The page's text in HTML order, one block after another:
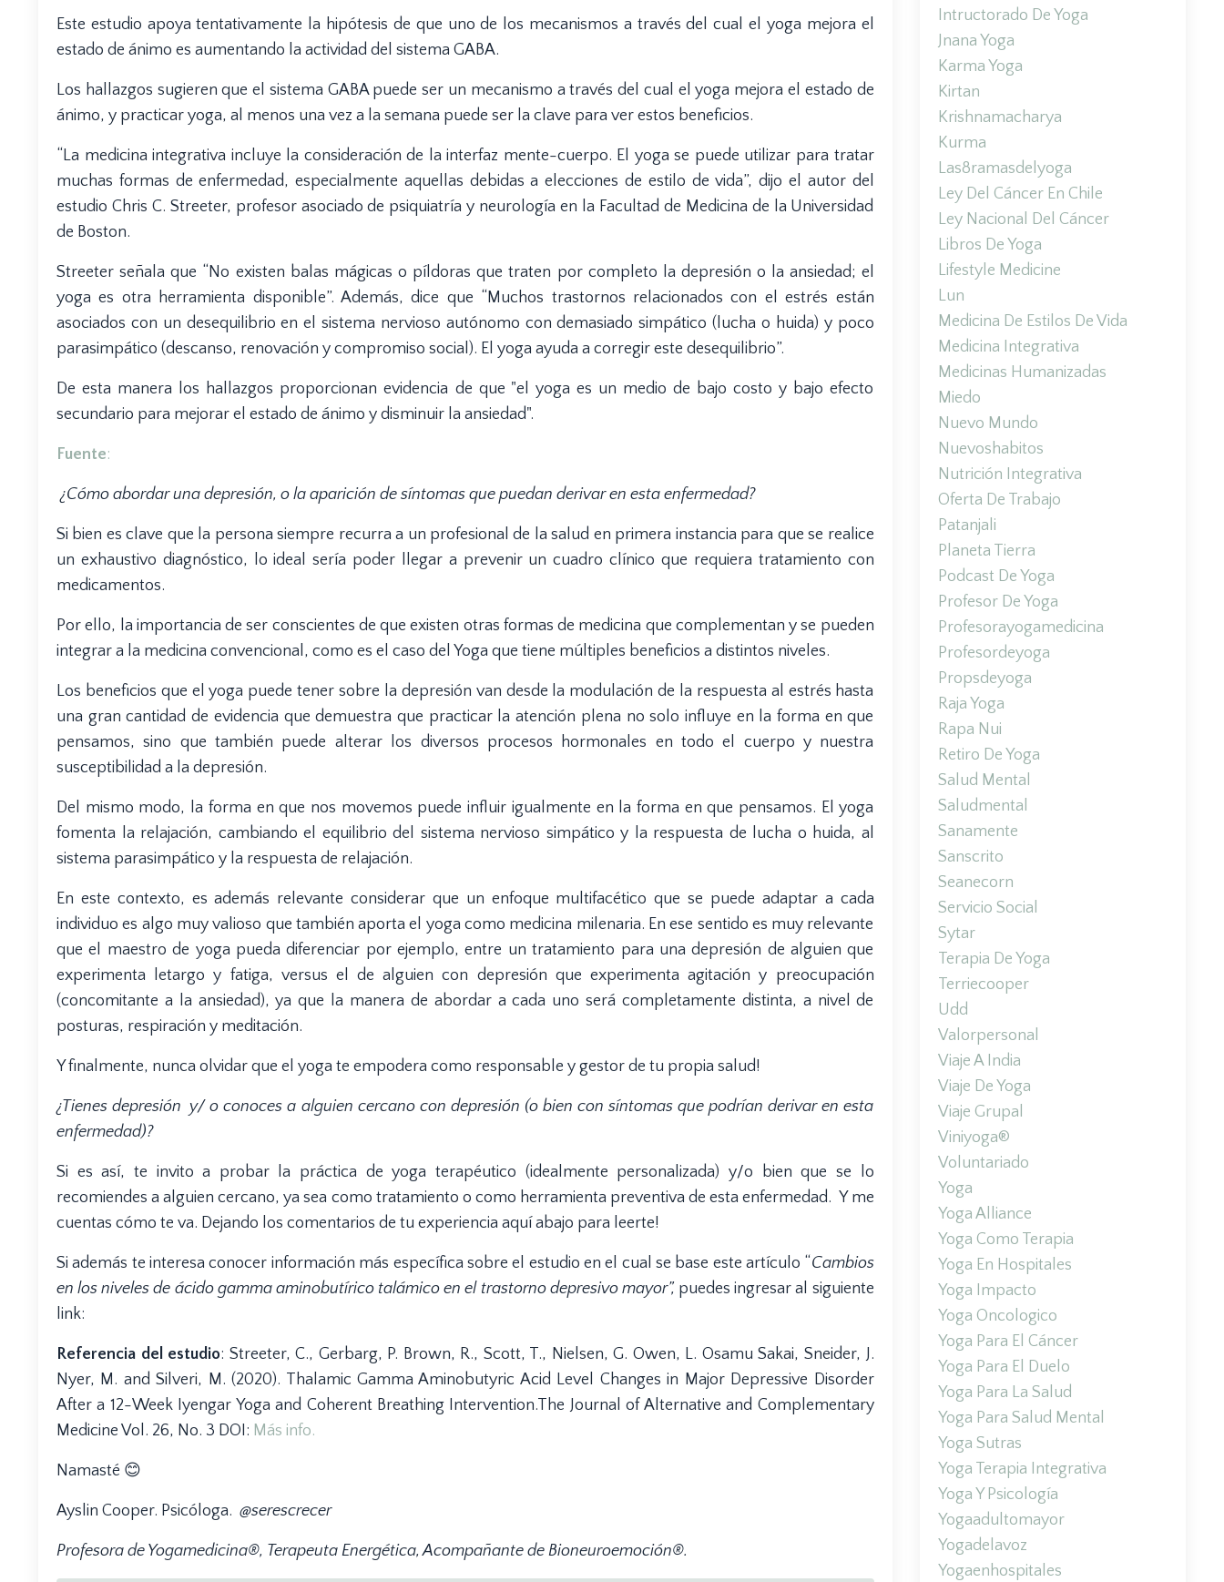
Este estudio apoya tentativamente la hipótesis de que uno de los mecanismos a través del cual el yoga mejora el
estado de ánimo es aumentando la actividad del sistema GABA.
Los hallazgos sugieren que el sistema GABA puede ser un mecanismo a través del cual el yoga mejora el estado de
ánimo, y practicar yoga, al menos una vez a la semana puede ser la clave para ver estos beneficios.
“La medicina integrativa incluye la consideración de la interfaz mente-cuerpo. El yoga se puede utilizar para tratar
muchas formas de enfermedad, especialmente aquellas debidas a elecciones de estilo de vida”, dijo el autor del
estudio Chris C. Streeter, profesor asociado de psiquiatría y neurología en la Facultad de Medicina de la Universidad
de Boston.
Streeter señala que “No existen balas mágicas o píldoras que traten por completo la depresión o la ansiedad; el
yoga es otra herramienta disponible”. Además, dice que “Muchos trastornos relacionados con el estrés están
asociados con un desequilibrio en el sistema nervioso autónomo con demasiado simpático (lucha o huida) y poco
parasimpático (descanso, renovación y compromiso social). El yoga ayuda a corregir este desequilibrio”.
De esta manera los hallazgos proporcionan evidencia de que "el yoga es un medio de bajo costo y bajo efecto
secundario para mejorar el estado de ánimo y disminuir la ansiedad".
Fuente:
¿Cómo abordar una depresión, o la aparición de síntomas que puedan derivar en esta enfermedad?
Si bien es clave que la persona siempre recurra a un profesional de la salud en primera instancia para que se realice
un exhaustivo diagnóstico, lo ideal sería poder llegar a prevenir un cuadro clínico que requiera tratamiento con
medicamentos.
Por ello, la importancia de ser conscientes de que existen otras formas de medicina que complementan y se pueden
integrar a la medicina convencional, como es el caso del Yoga que tiene múltiples beneficios a distintos niveles.
Los beneficios que el yoga puede tener sobre la depresión van desde la modulación de la respuesta al estrés hasta
una gran cantidad de evidencia que demuestra que practicar la atención plena no solo influye en la forma en que
pensamos, sino que también puede alterar los diversos procesos hormonales en todo el cuerpo y nuestra
susceptibilidad a la depresión.
Del mismo modo, la forma en que nos movemos puede influir igualmente en la forma en que pensamos. El yoga
fomenta la relajación, cambiando el equilibrio del sistema nervioso simpático y la respuesta de lucha o huida, al
sistema parasimpático y la respuesta de relajación.
En este contexto, es además relevante considerar que un enfoque multifacético que se puede adaptar a cada
individuo es algo muy valioso que también aporta el yoga como medicina milenaria. En ese sentido es muy relevante
que el maestro de yoga pueda diferenciar por ejemplo, entre un tratamiento para una depresión de alguien que
experimenta letargo y fatiga, versus el de alguien con depresión que experimenta agitación y preocupación
(concomitante a la ansiedad), ya que la manera de abordar a cada uno será completamente distinta, a nivel de
posturas, respiración y meditación.
Y finalmente, nunca olvidar que el yoga te empodera como responsable y gestor de tu propia salud!
¿Tienes depresión y/ o conoces a alguien cercano con depresión (o bien con síntomas que podrían derivar en esta
enfermedad)?
Si es así, te invito a probar la práctica de yoga terapéutico (idealmente personalizada) y/o bien que se lo
recomiendes a alguien cercano, ya sea como tratamiento o como herramienta preventiva de esta enfermedad. Y me
cuentas cómo te va. Dejando los comentarios de tu experiencia aquí abajo para leerte!
Si además te interesa conocer información más específica sobre el estudio en el cual se base este artículo “Cambios
en los niveles de ácido gamma aminobutírico talámico en el trastorno depresivo mayor”, puedes ingresar al siguiente
link:
Referencia del estudio: Streeter, C., Gerbarg, P. Brown, R., Scott, T., Nielsen, G. Owen, L. Osamu Sakai, Sneider, J.
Nyer, M. and Silveri, M. (2020). Thalamic Gamma Aminobutyric Acid Level Changes in Major Depressive Disorder
After a 12-Week Iyengar Yoga and Coherent Breathing Intervention.The Journal of Alternative and Complementary
Medicine Vol. 26, No. 3 DOI: Más info.
Namasté 😊
Ayslin Cooper. Psicóloga. @serescrecer
Profesora de Yogamedicina®, Terapeuta Energética, Acompañante de Bioneuroemoción®.
Intructorado De Yoga
Jnana Yoga
Karma Yoga
Kirtan
Krishnamacharya
Kurma
Las8ramasdelyoga
Ley Del Cáncer En Chile
Ley Nacional Del Cáncer
Libros De Yoga
Lifestyle Medicine
Lun
Medicina De Estilos De Vida
Medicina Integrativa
Medicinas Humanizadas
Miedo
Nuevo Mundo
Nuevoshabitos
Nutrición Integrativa
Oferta De Trabajo
Patanjali
Planeta Tierra
Podcast De Yoga
Profesor De Yoga
Profesorayogamedicina
Profesordeyoga
Propsdeyoga
Raja Yoga
Rapa Nui
Retiro De Yoga
Salud Mental
Saludmental
Sanamente
Sanscrito
Seanecorn
Servicio Social
Sytar
Terapia De Yoga
Terriecooper
Udd
Valorpersonal
Viaje A India
Viaje De Yoga
Viaje Grupal
Viniyoga®
Voluntariado
Yoga
Yoga Alliance
Yoga Como Terapia
Yoga En Hospitales
Yoga Impacto
Yoga Oncologico
Yoga Para El Cáncer
Yoga Para El Duelo
Yoga Para La Salud
Yoga Para Salud Mental
Yoga Sutras
Yoga Terapia Integrativa
Yoga Y Psicología
Yogaadultomayor
Yogadelavoz
Yogaenhospitales